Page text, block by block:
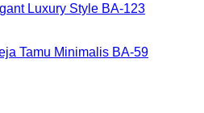
Luxury Style BA-123